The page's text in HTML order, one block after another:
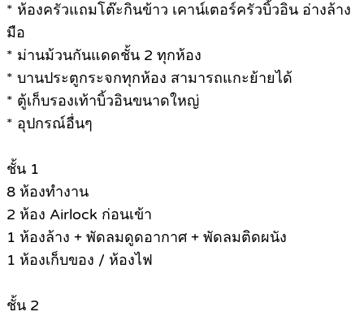
* ห้องครัวแถมโต๊ะกินข้าว เคาน์เตอร์ครัวบิ้วอิน อ่างล้าง
มือ
* ม่านม้วนกันแดดชั้น 2 ทุกห้อง
* บานประตูกระจกทุกห้อง สามารถแกะย้ายได้
* ตู้เก็บรองเท้าบิ้วอินขนาดใหญ่
* อุปกรณ์อื่นๆ
ชั้น 1
8 ห้องทำงาน
2 ห้อง Airlock ก่อนเข้า
1 ห้องล้าง + พัดลมดูดอากาศ + พัดลมติดผนัง
1 ห้องเก็บของ / ห้องไฟ
ชั้น 2